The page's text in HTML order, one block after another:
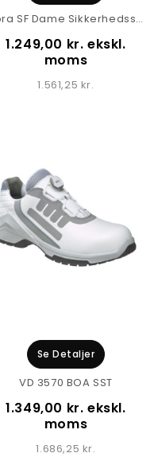
Nora SF Dame Sikkerhedssko
1.249,00 kr. ekskl.
moms
1.561,25 kr.
Se Detaljer
VD 3570 BOA SST
1.349,00 kr. ekskl.
moms
1.686,25 kr.